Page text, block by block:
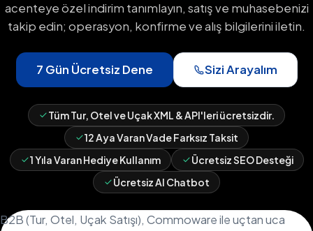
acenteye özel indirim tanımlayın, satış ve muhasebenizi
takip edin; operasyon, konfirme ve alış bilgilerini iletin.
7 Gün Ücretsiz Dene Sizi Arayalım
Tüm Tur, Otel ve Uçak XML & API'leri ücretsizdir.
12 Aya Varan Vade Farksız Taksit
1 Yıla Varan Hediye Kullanım
Ücretsiz SEO Desteği
Ücretsiz AI Chatbot
B2B (Tur, Otel, Uçak Satışı), Commoware ile uçtan uca